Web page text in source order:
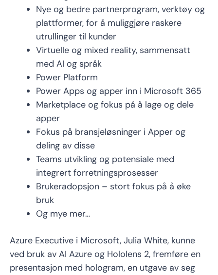
Nye og bedre partnerprogram, verktøy og
plattformer, for å muliggjøre raskere
utrullinger til kunder
Virtuelle og mixed reality, sammensatt
med AI og språk
Power Platform
Power Apps og apper inn i Microsoft 365
Marketplace og fokus på å lage og dele
apper
Fokus på bransjeløsninger i Apper og
deling av disse
Teams utvikling og potensiale med
integrert forretningsprosesser
Brukeradopsjon – stort fokus på å øke
bruk
Og mye mer…
Azure Executive i Microsoft, Julia White, kunne
ved bruk av AI Azure og Hololens 2, fremføre en
presentasjon med hologram, en utgave av seg